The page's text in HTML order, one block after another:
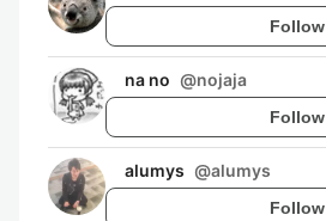
Follow
na no @nojaja
Follow
alumys @alumys
Follow